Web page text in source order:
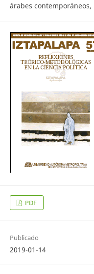
árabes
PDF
Publicado
2019-01-14